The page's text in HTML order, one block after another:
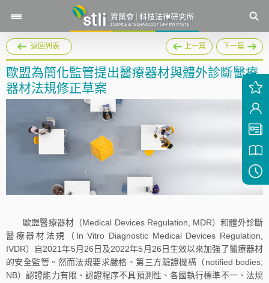
返回列表 上一篇 下一篇
歐盟為簡化監管提出醫療器材與體外診斷醫療
器材法規修正草案
歐盟醫療器材（Medical Devices Regulation, MDR）和體外診斷
醫療器材法規（In Vitro Diagnostic Medical Devices Regulation,
IVDR）自2021年5月26日及2022年5月26日生效以來加強了醫療器材
的安全監管。然而法規要求嚴格、第三方驗證機構（notified bodies,
NB）認證能力有限、認證程序不具預測性、各國執行標準不一、法規